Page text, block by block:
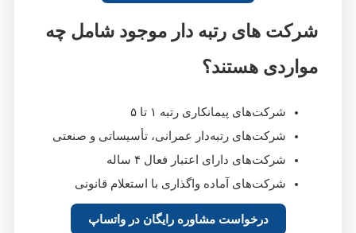
شرکت‌ های رتبه‌ دار موجود شامل چه
مواردی هستند؟
شرکت‌های پیمانکاری رتبه ۱ تا ۵
شرکت‌های رتبه‌دار عمرانی، تأسیساتی و صنعتی
شرکت‌های دارای اعتبار فعال ۴ ساله
شرکت‌های آماده واگذاری با استعلام قانونی
درخواست مشاوره رایگان در واتساپ